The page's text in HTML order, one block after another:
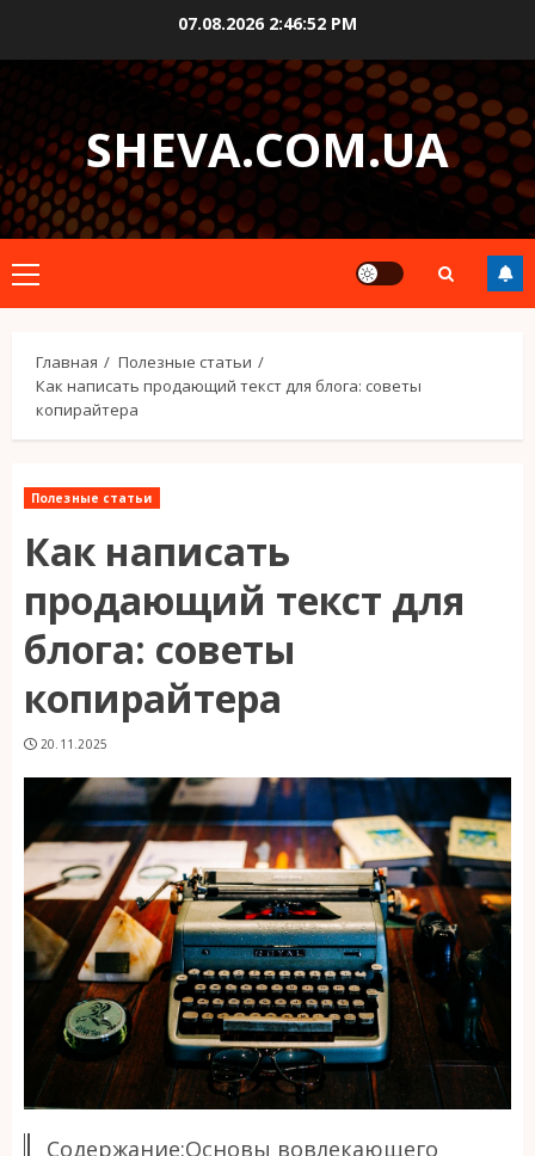
содержимому
07.08.2026 2:46:53 PM
SHEVA.COM.UA
Основное
меню
Главная
Полезные статьи
Как написать продающий текст для блога: советы
копирайтера
Полезные статьи
Как написать
продающий текст для
блога: советы
копирайтера
20.11.2025
Содержание:Основы вовлекающего